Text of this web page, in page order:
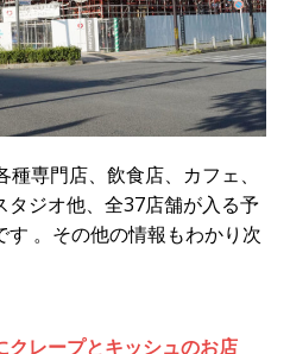
種専門店、飲食店、カフェ、
タジオ他、全37店舗が入る予
。その他の情報もわかり次
クレープとキッシュのお店